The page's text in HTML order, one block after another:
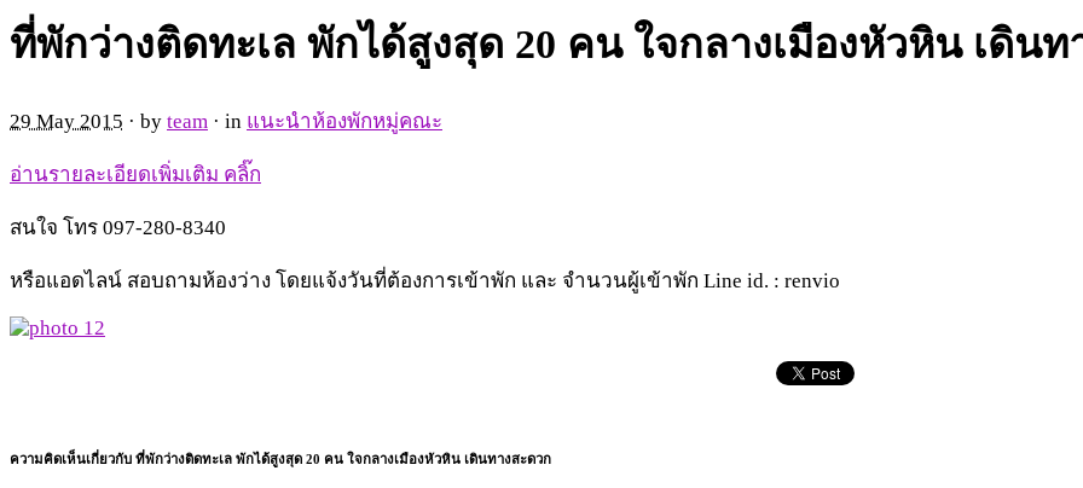
ที่พักว่างติดทะเล พักได้สูงสุด 20 คน ใจกลางเมืองหัวหิน เดินท
29 May 2015 · by team · in แนะนำห้องพักหมู่คณะ
อ่านรายละเอียดเพิ่มเติม คลิ๊ก
สนใจ โทร 097-280-8340
หรือแอดไลน์ สอบถามห้องว่าง โดยแจ้งวันที่ต้องการเข้าพัก และ จำนวนผู้เข้าพัก Line id. : renvio
ความคิดเห็นเกี่ยวกับ ที่พักว่างติดทะเล พักได้สูงสุด 20 คน ใจกลางเมืองหัวหิน เดินทางสะดวก